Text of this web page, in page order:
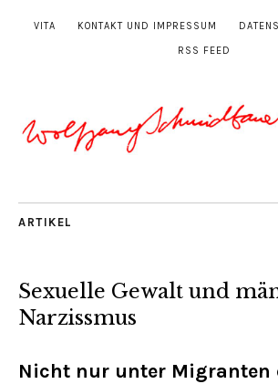
VITA KONTAKT UND IMPRESSUM
RSS FEED
ARTIKEL
Sexuelle Gewalt und
Narzissmus
Nicht nur unter Migranten